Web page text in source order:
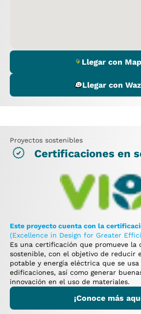
Llegar con
Llegar con
Proyectos sostenibles
Certificaciones en
Este proyecto cuenta con la
(Excellence in Design for Greater
Es una certificación que promueve la
sostenible, con el objetivo de reducir
potable y energía eléctrica que se usa
edificaciones, así como generar
innovación en el uso de materiales.
¡Conoce más